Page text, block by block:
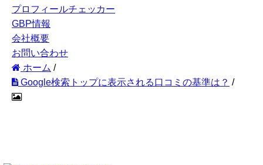
プロフィールチェッカー
GBP情報
会社概要
お問い合わせ
ホーム /
Google検索トップに表示される口コミの基準は？ /